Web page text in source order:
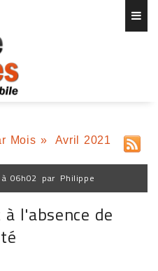
Mois » Avril 2021
06h02 par Philippe
l'absence de